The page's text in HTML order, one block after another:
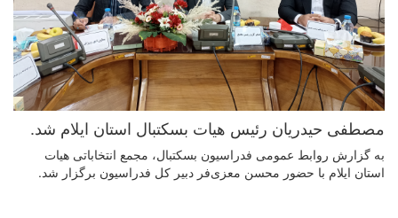
مصطفی حیدریان رئیس هیات بسکتبال استان ایلام شد.
به گزارش روابط عمومی فدراسیون بسکتبال، مجمع انتخاباتی هیات
استان ایلام با حضور محسن معزی‌فر دبیر کل فدراسیون برگزار شد.